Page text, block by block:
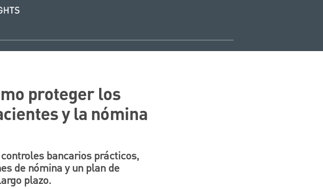
proteger los
y la nómina
bancarios prácticos,
de nómina y un plan de
plazo.